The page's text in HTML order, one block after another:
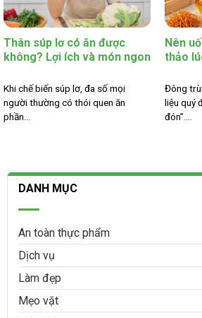
Thân súp lơ có ăn được
không? Lợi ích và món ngon
Khi chế biến súp lơ, đa số mọi
người thường có thói quen ăn
phần...
Nên
thảo
Đông
liệu quý
đón”....
DANH MỤC
An toàn thực phẩm
Dịch vụ
Làm đẹp
Mẹo vặt